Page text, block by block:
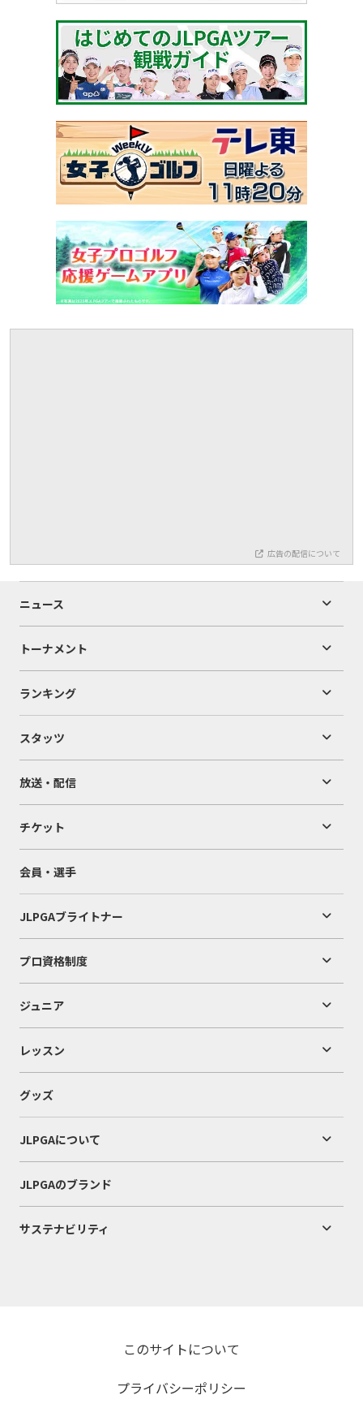
広告の配信について
ニュース
トーナメント
ランキング
スタッツ
放送・配信
チケット
会員・選手
JLPGAブライトナー
プロ資格制度
ジュニア
レッスン
グッズ
JLPGAについて
JLPGAのブランド
サステナビリティ
このサイトについて
プライバシーポリシー